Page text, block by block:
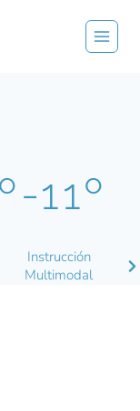
11º
Instrucción
Multimodal